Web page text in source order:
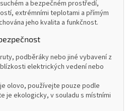
a bezpečném prostředí,
extrémními teplotami a přímým
jeho kvalita a funkčnost.
podběráky nebo jiné vybavení z
elektrických vedení nebo
olovo, používejte pouze podle
je ekologicky, v souladu s místními